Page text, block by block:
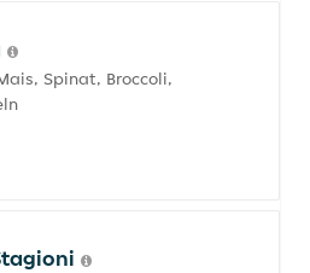
Spinat, Broccoli,